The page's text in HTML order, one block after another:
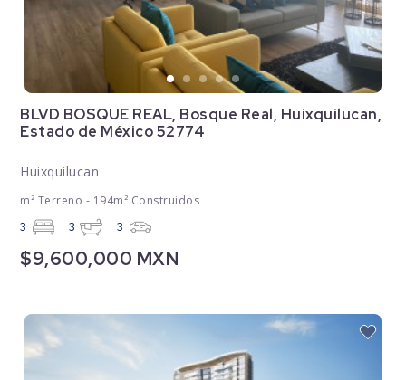
BLVD BOSQUE REAL, Bosque Real, Huixquilucan,
Estado de México 52774
Huixquilucan
m² Terreno - 194m² Construidos
3 3 3
$9,600,000 MXN